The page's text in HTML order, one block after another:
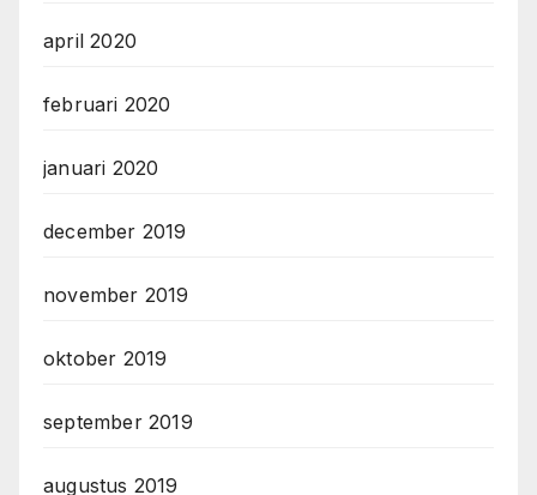
april 2020
februari 2020
januari 2020
december 2019
november 2019
oktober 2019
september 2019
augustus 2019